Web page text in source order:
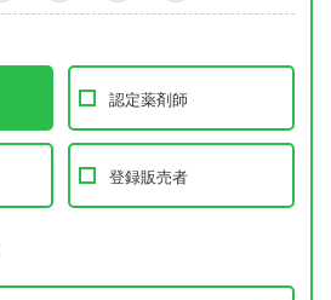
認定薬剤師
登録販売者